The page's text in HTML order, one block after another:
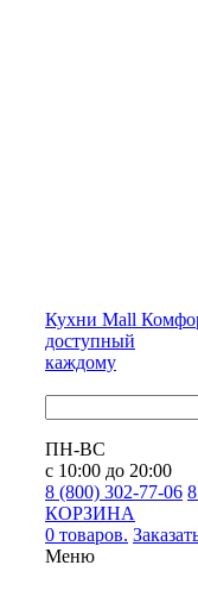
Кухни Mall
доступный
каждому
ПН-ВС
с 10:00 до 20:00
8 (800) 302-77-06
КОРЗИНА
0 товаров.
Меню